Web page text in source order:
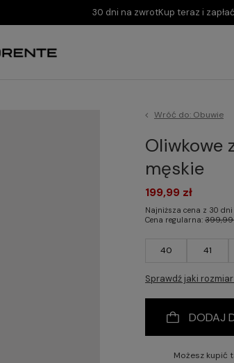
30 dni na zwrotKup teraz i
Wróć do: Obuwie
Oliwkowe
męskie
40 41
Sprawdź jaki
199,99 zł
Najniższa cena z 30
Cena regularna:399,99
DODAJ
Możesz kupić